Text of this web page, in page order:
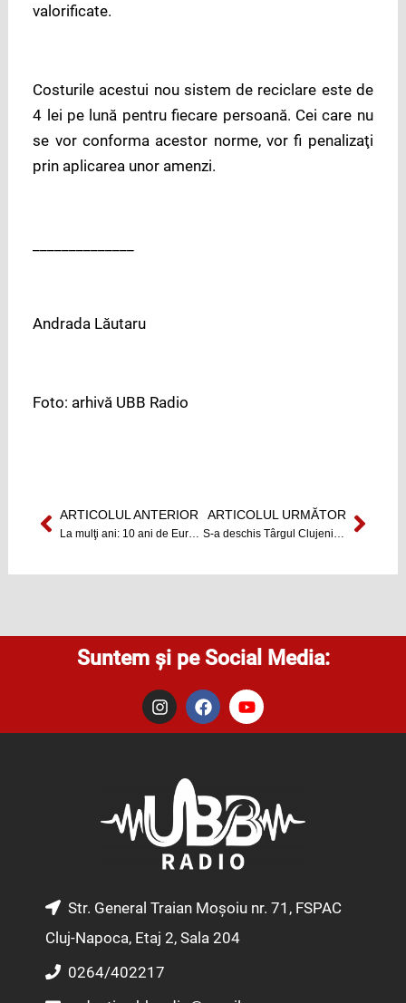
valorificate.
Costurile acestui nou sistem de reciclare este de
4 lei pe lună pentru fiecare persoană. Cei care nu
se vor conforma acestor norme, vor fi penalizaţi
prin aplicarea unor amenzi.
Andrada Lăutaru
Foto: arhivă UBB Radio
Prev
ARTICOLUL ANTERIOR ARTICOLUL URMĂTORNext
Suntem și pe Social Media:
I
n
s
m
F
a
c
o
k
Y
o
u
e
Str. General Traian Moșoiu nr. 71, FSPAC
Cluj-Napoca, Etaj 2, Sala 204
0264/402217